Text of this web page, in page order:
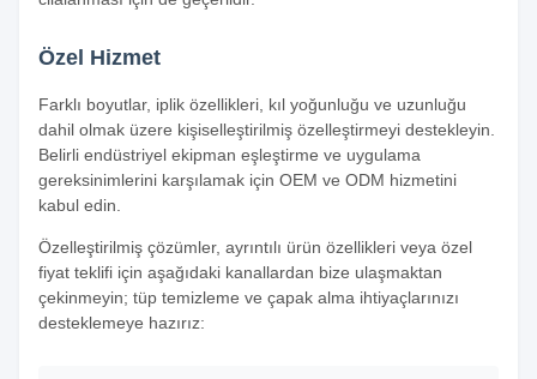
Özel Hizmet
Farklı boyutlar, iplik özellikleri, kıl yoğunluğu ve uzunluğu
dahil olmak üzere kişiselleştirilmiş özelleştirmeyi destekleyin.
Belirli endüstriyel ekipman eşleştirme ve uygulama
gereksinimlerini karşılamak için OEM ve ODM hizmetini
kabul edin.
Özelleştirilmiş çözümler, ayrıntılı ürün özellikleri veya özel
fiyat teklifi için aşağıdaki kanallardan bize ulaşmaktan
çekinmeyin; tüp temizleme ve çapak alma ihtiyaçlarınızı
desteklemeye hazırız: